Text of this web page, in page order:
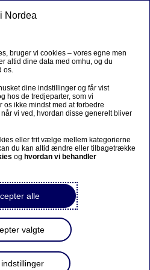
i Nordea
nye ideer til
løsninger
arrangement for
med gode ideer til, hvordan
i mindre teams
Nordea
bruger vi cookies – vores egne men
altid dine data med omhu, og du
os.
dine indstillinger og får vist
hos de tredjeparter, som vi
ikke mindst med at forbedre
vi ved, hvordan disse generelt bliver
eller frit vælge mellem kategorierne
du kan altid ændre eller tilbagetrække
og hvordan vi behandler
alle
valgte